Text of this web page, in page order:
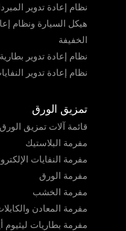
نظام إعادة تدوير
هيكل السيارة ونظام
الخفيفة
نظام إعادة تدوير
نظام إعادة تدوير
تمزيق الورق
قائمة آلات تمزيق الورق
مفرمة البلاستيك
مفرمة النفايات
مفرمة الورق
مفرمة الخشب
مفرمة المعادن
مفرمة بطاريات ليثيوم